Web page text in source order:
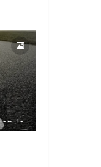
le
un